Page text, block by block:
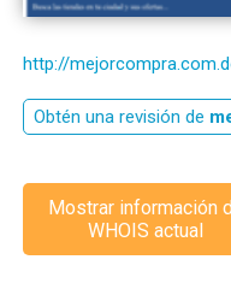
http://
Obtén una revisión de
Mostrar información
WHOIS actual